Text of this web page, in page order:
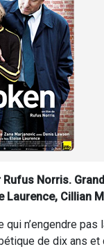
Rufus Norris.
Laurence, Cillian
qui n’engendre
de dix ans